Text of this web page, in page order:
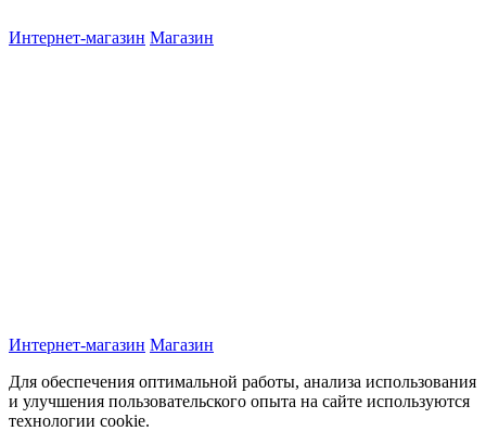
Интернет-магазин Магазин
Интернет-магазин Магазин
Для обеспечения оптимальной работы, анализа использования
и улучшения пользовательского опыта на сайте используются
технологии cookie.